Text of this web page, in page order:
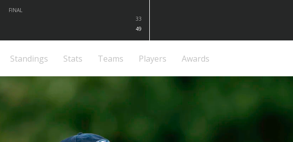
FINAL
33
49
Standings Stats Teams Players Awards